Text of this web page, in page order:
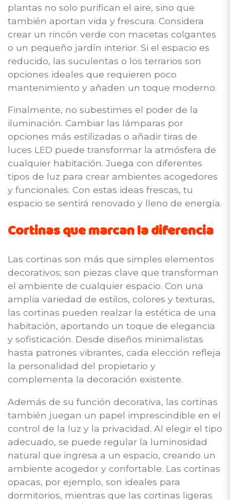
plantas no solo purifican el aire, sino que
también aportan vida y frescura. Considera
crear un rincón verde con macetas colgantes
o un pequeño jardín interior. Si el espacio es
reducido, las suculentas o los terrarios son
opciones ideales que requieren poco
mantenimiento y añaden un toque moderno.
Finalmente, no subestimes el poder de la
iluminación. Cambiar las lámparas por
opciones más estilizadas o añadir tiras de
luces LED puede transformar la atmósfera de
cualquier habitación. Juega con diferentes
tipos de luz para crear ambientes acogedores
y funcionales. Con estas ideas frescas, tu
espacio se sentirá renovado y lleno de energía.
Cortinas que marcan la diferencia
Las cortinas son más que simples elementos
decorativos; son piezas clave que transforman
el ambiente de cualquier espacio. Con una
amplia variedad de estilos, colores y texturas,
las cortinas pueden realzar la estética de una
habitación, aportando un toque de elegancia
y sofisticación. Desde diseños minimalistas
hasta patrones vibrantes, cada elección refleja
la personalidad del propietario y
complementa la decoración existente.
Además de su función decorativa, las cortinas
también juegan un papel imprescindible en el
control de la luz y la privacidad. Al elegir el tipo
adecuado, se puede regular la luminosidad
natural que ingresa a un espacio, creando un
ambiente acogedor y confortable. Las cortinas
opacas, por ejemplo, son ideales para
dormitorios, mientras que las cortinas ligeras